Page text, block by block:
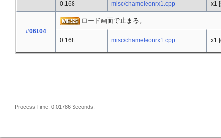
0.168 misc/chameleonrx1.cpp x1
#06104
ロード画面で止まる。
0.168 misc/chameleonrx1.cpp x1
Process Time: 0.01786 Seconds.